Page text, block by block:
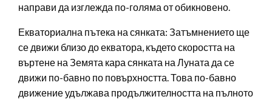
направи да изглежда по-голяма от обикновено.
Екваториална пътека на сянката: Затъмнението ще
се движи близо до екватора, където скоростта на
въртене на Земята кара сянката на Луната да се
движи по-бавно по повърхността. Това по-бавно
движение удължава продължителността на пълното